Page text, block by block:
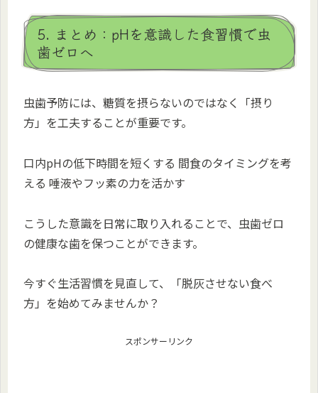
5. まとめ：pHを意識した食習慣で虫
歯ゼロへ
虫歯予防には、糖質を摂らないのではなく「摂り
方」を工夫することが重要です。
口内pHの低下時間を短くする 間食のタイミングを考
える 唾液やフッ素の力を活かす
こうした意識を日常に取り入れることで、虫歯ゼロ
の健康な歯を保つことができます。
今すぐ生活習慣を見直して、「脱灰させない食べ
方」を始めてみませんか？
スポンサーリンク